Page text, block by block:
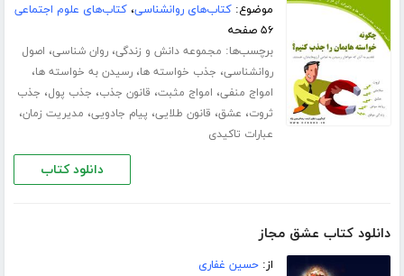
موضوع:کتاب‌های روانشناسی،کتاب‌های علوم اجتماعی
۵۶ صفحه
برچسب‌ها: مجموعه دانش و زندگی،روان شناسی، اصول
روانشناسی، جذب خواسته ها،رسیدن به خواسته ها،
امواج منفی، امواج مثبت، قانون جذب، جذب پول، جذب
ثروت، عشق، قانون طلایی، پیام جادویی، مدیریت زمان،
عبارات تاکیدی
دانلود کتاب
دانلود کتاب عشق مجاز
از:حسین غفاری